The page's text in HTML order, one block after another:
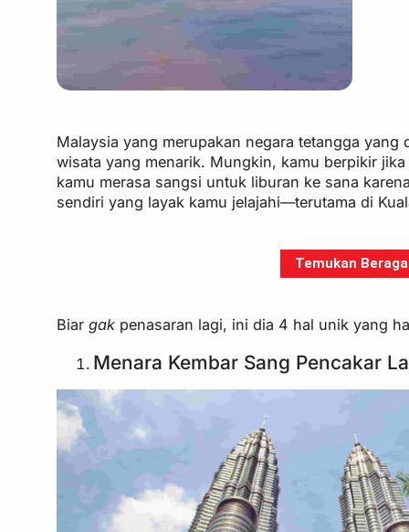
Malaysia yang merupakan negara tetangga
wisata yang menarik. Mungkin, kamu berpikir
kamu merasa sangsi untuk liburan ke sana
sendiri yang layak kamu jelajahi—terutama di
Temukan
Biargak penasaran lagi, ini dia 4 hal unik yang
Menara Kembar Sang Pencakar